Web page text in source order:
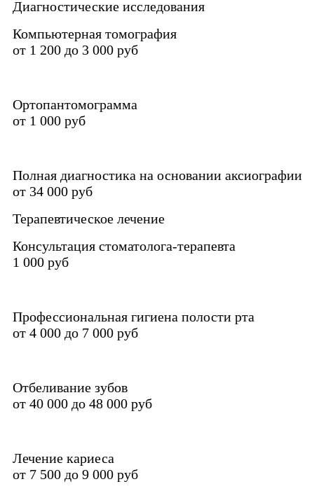
Диагностические исследования
Компьютерная томография
от 1 200 до 3 000 руб
Ортопантомограмма
от 1 000 руб
Полная диагностика на основании аксиографии
от 34 000 руб
Терапевтическое лечение
Консультация стоматолога-терапевта
1 000 руб
Профессиональная гигиена полости рта
от 4 000 до 7 000 руб
Отбеливание зубов
от 40 000 до 48 000 руб
Лечение кариеса
от 7 500 до 9 000 руб